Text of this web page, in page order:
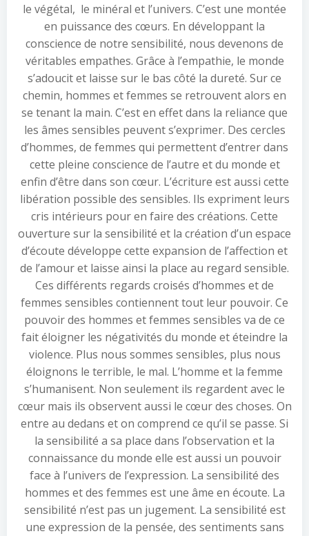
le végétal, le minéral et l’univers. C’est une montée
en puissance des cœurs. En développant la
conscience de notre sensibilité, nous devenons de
véritables empathes. Grâce à l’empathie, le monde
s’adoucit et laisse sur le bas côté la dureté. Sur ce
chemin, hommes et femmes se retrouvent alors en
se tenant la main. C’est en effet dans la reliance que
les âmes sensibles peuvent s’exprimer. Des cercles
d’hommes, de femmes qui permettent d’entrer dans
cette pleine conscience de l’autre et du monde et
enfin d’être dans son cœur. L’écriture est aussi cette
libération possible des sensibles. Ils expriment leurs
cris intérieurs pour en faire des créations. Cette
ouverture sur la sensibilité et la création d’un espace
d’écoute développe cette expansion de l’affection et
de l’amour et laisse ainsi la place au regard sensible.
Ces différents regards croisés d’hommes et de
femmes sensibles contiennent tout leur pouvoir. Ce
pouvoir des hommes et femmes sensibles va de ce
fait éloigner les négativités du monde et éteindre la
violence. Plus nous sommes sensibles, plus nous
éloignons le terrible, le mal. L’homme et la femme
s’humanisent. Non seulement ils regardent avec le
cœur mais ils observent aussi le cœur des choses. On
entre au dedans et on comprend ce qu’il se passe. Si
la sensibilité a sa place dans l’observation et la
connaissance du monde elle est aussi un pouvoir
face à l’univers de l’expression. La sensibilité des
hommes et des femmes est une âme en écoute. La
sensibilité n’est pas un jugement. La sensibilité est
une expression de la pensée, des sentiments sans